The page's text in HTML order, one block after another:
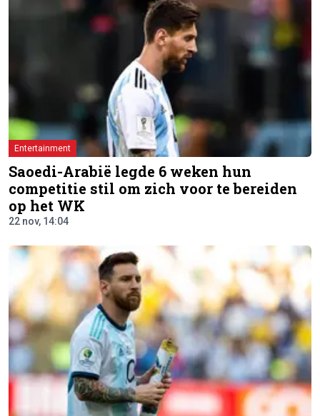
Entertainment
Saoedi-Arabië legde 6 weken hun
competitie stil om zich voor te bereiden
op het WK
22 nov, 14:04